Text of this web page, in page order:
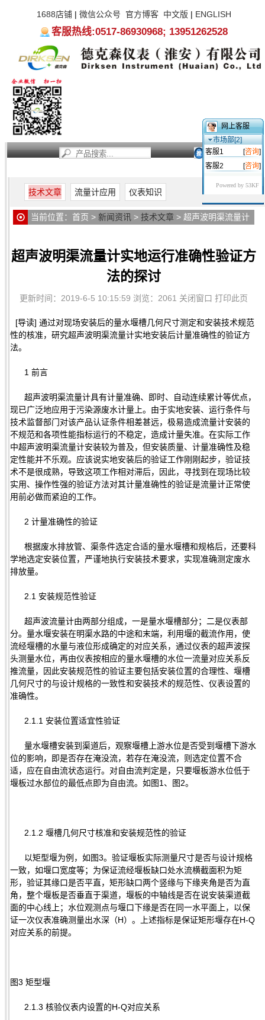
1688店铺| 微信公众号 官方博客 中文版 | ENGLISH
客服热线:0517-86930968; 13951262528
技术文章 流量计应用 仪表知识
当前位置： 首页 > 新闻资讯 > 技术文章 > 超声波明渠流量计
超声波明渠流量计实地运行准确性验证方
法的探讨
更新时间：2019-6-5 10:15:59 浏览：2061 关闭窗口 打印此页
[导读] 通过对现场安装后的量水堰槽几何尺寸测定和安装技术规范
性的核准，研究超声波明渠流量计实地安装后计量准确性的验证方
法。
1 前言
超声波明渠流量计具有计量准确、即时、自动连续累计等优点，
现已广泛地应用于污染源废水计量上。由于实地安装、运行条件与
技术监督部门对该产品认证条件相差甚远，极易造成流量计安装的
不规范和各项性能指标运行的不稳定，造成计量失准。在实际工作
中超声波明渠流量计安装较为普及，但安装质量、计量准确性及稳
定性能并不乐观。应该说实地安装后的验证工作刚刚起步，验证技
术不是很成熟，导致这项工作相对滞后，因此，寻找到在现场比较
实用、操作性强的验证方法对其计量准确性的验证是流量计正常使
用前必做而紧迫的工作。
2 计量准确性的验证
根据废水排放管、渠条件选定合适的量水堰槽和规格后，还要科
学地选定安装位置，严谨地执行安装技术要求，实现准确测定废水
排放量。
2.1 安装规范性验证
超声波流量计由两部分组成，一是量水堰槽部分；二是仪表部
分。量水堰安装在明渠水路的中途和末端，利用堰的截流作用，使
流经堰槽的水量与液位形成确定的对应关系，通过仪表的超声波探
头测量水位，再由仪表按相应的量水堰槽的水位一流量对应关系反
推流量，因此安装规范性的验证主要包括安装位置的合理性、堰槽
几何尺寸的与设计规格的一致性和安装技术的规范性、仪表设置的
准确性。
2.1.1 安装位置适宜性验证
量水堰槽安装到渠道后，观察堰槽上游水位是否受到堰槽下游水
位的影响，即是否存在淹没流，若存在淹没流，则选定位置不合
适，应在自由流状态运行。对自由流判定是，只要堰板游水位低于
堰板过水部位的最低点即为自由流。如图1、图2。
2.1.2 堰槽几何尺寸核准和安装规范性的验证
以矩型堰为例，如图3。验证堰板实际测量尺寸是否与设计规格
一致，如堰口宽度等；为保证流经堰板缺口处水流横截面积为矩
形，验证其缘口是否平直，矩形缺口两个竖缘与下缘夹角是否为直
角，整个堰板是否垂直于渠道，堰板的中轴线是否在说安装渠道截
面的中心线上；水位观测点与堰口下缘是否在同一水平面上，以保
证一次仪表准确测量出水深（H）。上述指标是保证矩形堰存在H-Q
对应关系的前提。
图3 矩型堰
2.1.3 核验仪表内设置的H-Q对应关系
网上客服
市场部[2]
客服1
[咨询]
客服2
[咨询]
Powered by 53KF